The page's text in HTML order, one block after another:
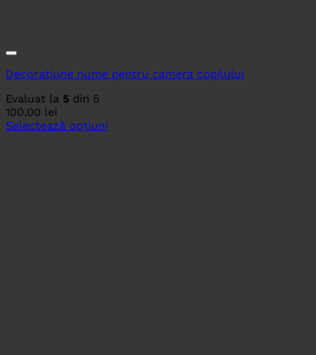
Decoratiune nume pentru camera copilului
Evaluat la 5 din 5
100.00 lei
Selectează opțiuni